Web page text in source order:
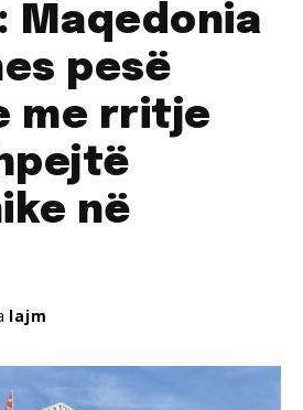
Maqedonia
pesë
me rritje
në
lajm